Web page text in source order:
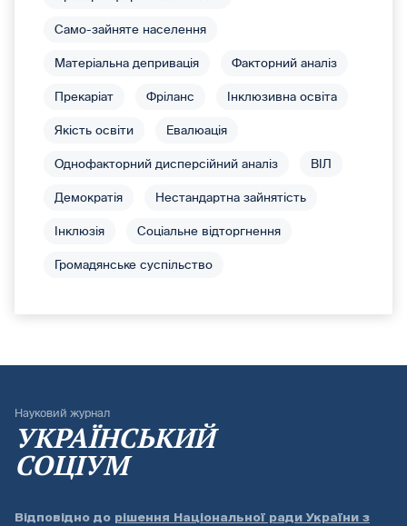
Само-зайняте населення
Матеріальна депривація Факторний аналіз
Прекаріат Фріланс Інклюзивна освіта
Якість освіти Евалюація
Однофакторний дисперсійний аналіз ВІЛ
Демократія Нестандартна зайнятість
Інклюзія Соціальне відторгнення
Громадянське суспільство
Науковий журнал
УКРАЇНСЬКИЙ
СОЦІУМ
Відповідно до рішення Національної ради України з